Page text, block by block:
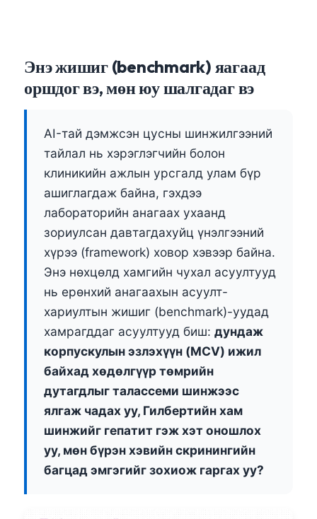
Энэ жишиг (benchmark) яагаад
оршдог вэ, мөн юу шалгадаг вэ
AI-тай дэмжсэн цусны шинжилгээний
тайлал нь хэрэглэгчийн болон
клиникийн ажлын урсгалд улам бүр
ашиглагдаж байна, гэхдээ
лабораторийн анагаах ухаанд
зориулсан давтагдахуйц үнэлгээний
хүрээ (framework) ховор хэвээр байна.
Энэ нөхцөлд хамгийн чухал асуултууд
нь ерөнхий анагаахын асуулт-
хариултын жишиг (benchmark)-уудад
хамрагддаг асуултууд биш: дундаж
корпускулын эзлэхүүн (MCV) ижил
байхад хөдөлгүүр төмрийн
дутагдлыг талассеми шинжээс
ялгаж чадах уу, Гилбертийн хам
шинжийг гепатит гэж хэт оношлох
уу, мөн бүрэн хэвийн скринингийн
багцад эмгэгийг зохиож гаргах уу?